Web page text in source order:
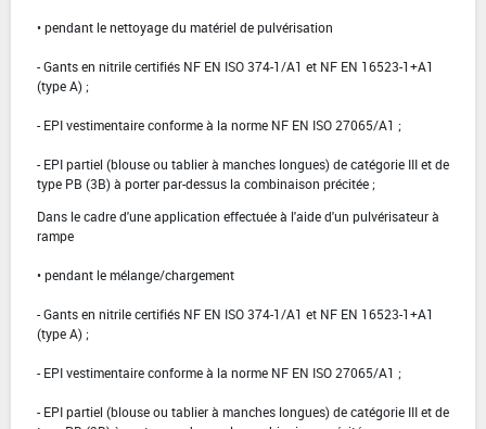
• pendant le nettoyage du matériel de pulvérisation
- Gants en nitrile certifiés NF EN ISO 374-1/A1 et NF EN 16523-1+A1
(type A) ;
- EPI vestimentaire conforme à la norme NF EN ISO 27065/A1 ;
- EPI partiel (blouse ou tablier à manches longues) de catégorie III et de
type PB (3B) à porter par-dessus la combinaison précitée ;
Dans le cadre d'une application effectuée à l'aide d'un pulvérisateur à
rampe
• pendant le mélange/chargement
- Gants en nitrile certifiés NF EN ISO 374-1/A1 et NF EN 16523-1+A1
(type A) ;
- EPI vestimentaire conforme à la norme NF EN ISO 27065/A1 ;
- EPI partiel (blouse ou tablier à manches longues) de catégorie III et de